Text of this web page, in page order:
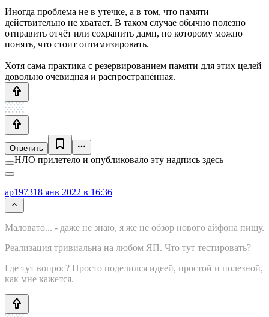
Иногда проблема не в утечке, а в том, что памяти
действительно не хватает. В таком случае обычно полезно
отправить отчёт или сохранить дамп, по которому можно
понять, что стоит оптимизировать.
Хотя сама практика с резервированием памяти для этих целей
довольно очевидная и распространённая.
Ответить
НЛО прилетело и опубликовало эту надпись здесь
ap197318 янв 2022 в 16:36
Маловато... - даже не знаю, я же не обзор нового айфона пишу.
Реализация тривиальна на любом ЯП. Что тут тестировать?
Где тут вопрос? Просто поделился идеей, простой и полезной,
как мне кажется.